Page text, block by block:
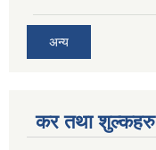
अन्य
कर तथा शुल्कहरु